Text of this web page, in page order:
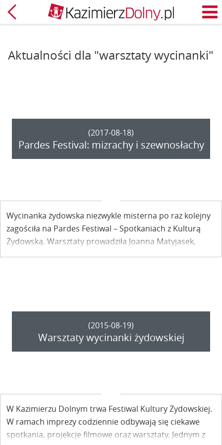
Powrót
Aktualności dla "warsztaty wycinanki"
(2017-08-18)
Pardes Festival: mizrachy i szewnosłachy
Wycinanka żydowska niezwykle misterna po raz kolejny
zagościła na Pardes Festiwal – Spotkaniach z Kulturą
Żydowską. Warsztaty prowadziła Joanna Matyjasek,
badacz i twórca wycinanek żydowskich, która
(2015-08-19)
Warsztaty wycinanki żydowskiej
W Kazimierzu Dolnym trwa Festiwal Kultury Żydowskiej.
W ramach imprezy codziennie odbywają się ciekawe
spotkania, projekcje filmowe oraz warsztaty. Jednym z